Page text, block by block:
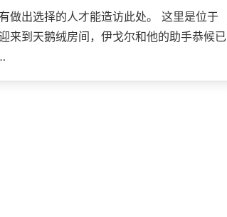
做出选择的人才能造访此处。 这里是位于
来到天鹅绒房间，伊戈尔和他的助手恭候已